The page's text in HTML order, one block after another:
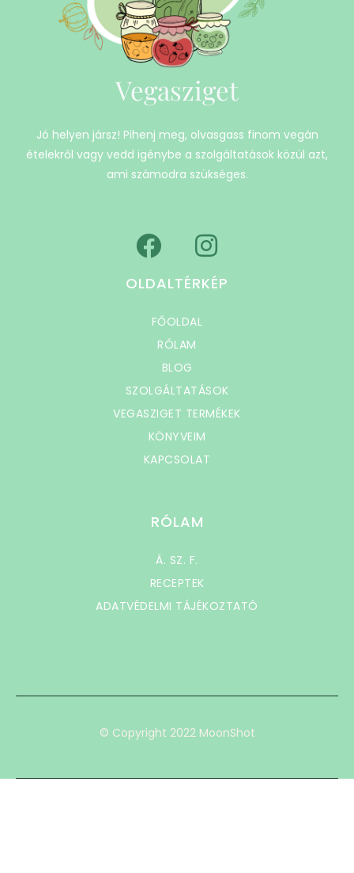
Vegasziget
Jó helyen jársz! Pihenj meg, olvasgass finom vegán
ételekről vagy vedd igénybe a szolgáltatások közül azt,
ami számodra szükséges.
OLDALTÉRKÉP
FŐOLDAL
RÓLAM
BLOG
SZOLGÁLTATÁSOK
VEGASZIGET TERMÉKEK
KÖNYVEIM
KAPCSOLAT
RÓLAM
Á. SZ. F.
RECEPTEK
ADATVÉDELMI TÁJÉKOZTATÓ
© Copyright 2022 MoonShot